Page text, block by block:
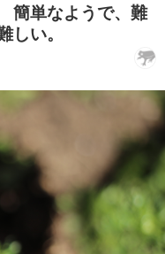
簡単なようで、難
しい。